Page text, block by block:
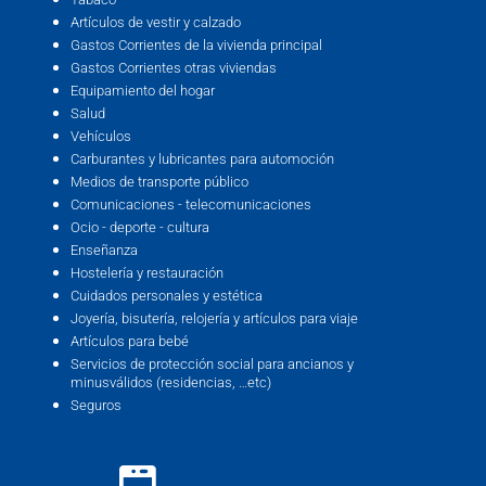
Artículos de vestir y calzado
Gastos Corrientes de la vivienda principal
Gastos Corrientes otras viviendas
Equipamiento del hogar
Salud
Vehículos
Carburantes y lubricantes para automoción
Medios de transporte público
Comunicaciones - telecomunicaciones
Ocio - deporte - cultura
Enseñanza
Hostelería y restauración
Cuidados personales y estética
Joyería, bisutería, relojería y artículos para viaje
Artículos para bebé
Servicios de protección social para ancianos y
minusválidos (residencias, …etc)
Seguros